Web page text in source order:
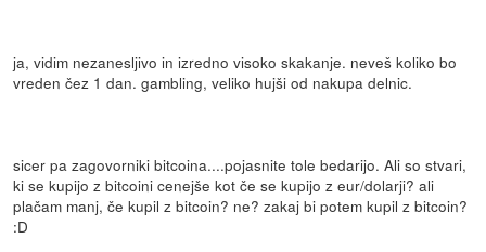
ja, vidim nezanesljivo in izredno visoko skakanje. neveš koliko bo
vreden čez 1 dan. gambling, veliko hujši od nakupa delnic.
sicer pa zagovorniki bitcoina....pojasnite tole bedarijo. Ali so stvari,
ki se kupijo z bitcoini cenejše kot če se kupijo z eur/dolarji? ali
plačam manj, če kupil z bitcoin? ne? zakaj bi potem kupil z bitcoin?
:D